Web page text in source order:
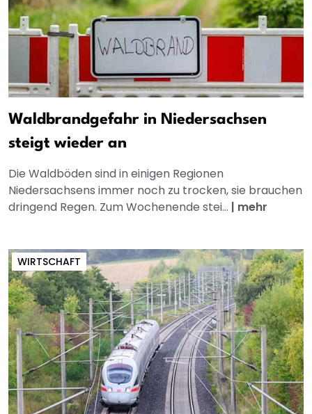
Waldbrandgefahr in Niedersachsen
steigt wieder an
Die Waldböden sind in einigen Regionen
Niedersachsens immer noch zu trocken, sie brauchen
dringend Regen. Zum Wochenende stei... | mehr
WIRTSCHAFT